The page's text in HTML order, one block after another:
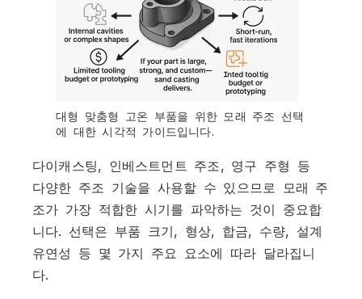
대형 맞춤형 고온 부품을 위한 모래 주조 선택
에 대한 시각적 가이드입니다.
다이캐스팅, 인베스트먼트 주조, 영구 주형 등
다양한 주조 기술을 사용할 수 있으므로 모래 주
조가 가장 적합한 시기를 파악하는 것이 중요합
니다. 선택은 부품 크기, 형상, 합금, 수량, 설계
유연성 등 몇 가지 주요 요소에 따라 달라집니
다.